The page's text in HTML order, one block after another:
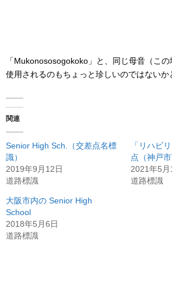
「Mukonososogokoko」と、同じ母音（こ
使用されるのもちょっと珍しいのではないか
関連
Senior High Sch.（交差点名標
識）
2019年9月12日
道路標識
「リハビ
点（神戸市
2021年5月
道路標識
大阪市内の Senior High
School
2018年5月6日
道路標識